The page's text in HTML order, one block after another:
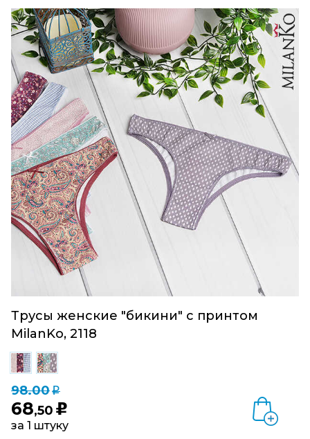
Трусы женские "бикини" с принтом
MilanKo, 2118
98.00q
68,50 u
за 1 штуку